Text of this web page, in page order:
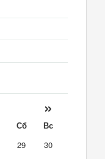
»
Сб
Вс
29
30